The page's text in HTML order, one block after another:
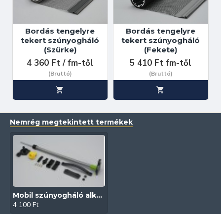
Bordás tengelyre
tekert szúnyogháló
(Szürke)
4 360 Ft / fm-től
(Bruttó)
Bordás tengelyre
tekert szúnyogháló
(Fekete)
5 410 Ft fm-től
(Bruttó)
Nemrég megtekintett termékek
Mobil szúnyogháló alkatrész szett (Antracit | Ajtóhoz | Diptera)
4 100 Ft